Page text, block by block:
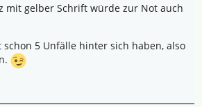
mit gelber Schrift würde zur Not auch
5 Unfälle hinter sich haben, also